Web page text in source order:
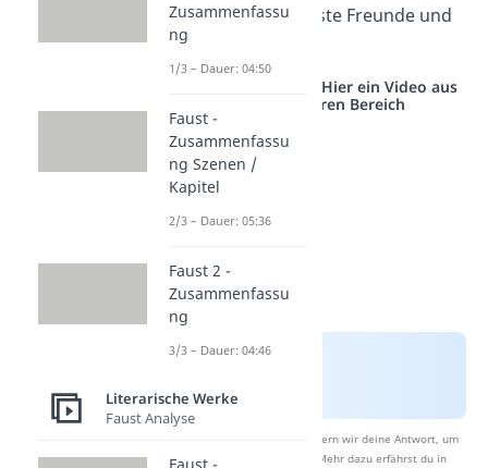
Jungs sind nun beste Freunde und
unzertrennlich.
Studyflix vernetzt: Hier ein Video aus
einem anderen Bereich
Nach Beantwortung speichern wir deine Antwort, um
Studyflix zu verbessern. Mehr dazu erfährst du in
Zusammenfassu
ng
1/3 – Dauer: 04:50
Faust -
Zusammenfassu
ng Szenen /
Kapitel
2/3 – Dauer: 05:36
Faust 2 -
Zusammenfassu
ng
3/3 – Dauer: 04:46
Literarische Werke
Faust Analyse